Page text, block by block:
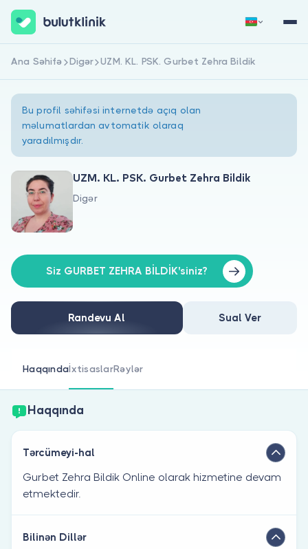
Haqqımızda
Xəstələr üçün
Həkimlər üçün
Qeydiyyat Daxil Ol
Ana Səhifə Digər UZM. KL. PSK. Gurbet Zehra Bildik
Bu profil səhifəsi internetdə açıq olan
məlumatlardan avtomatik olaraq
yaradılmışdır.
UZM. KL. PSK. Gurbet Zehra Bildik
Digər
Siz GURBET ZEHRA BİLDİK'siniz?
Randevu Al Sual Ver
HaqqındaİxtisaslarRəylər
Haqqında
Tərcümeyi-hal
Gurbet Zehra Bildik Online olarak hizmetine devam
etmektedir.
Bilinən Dillər